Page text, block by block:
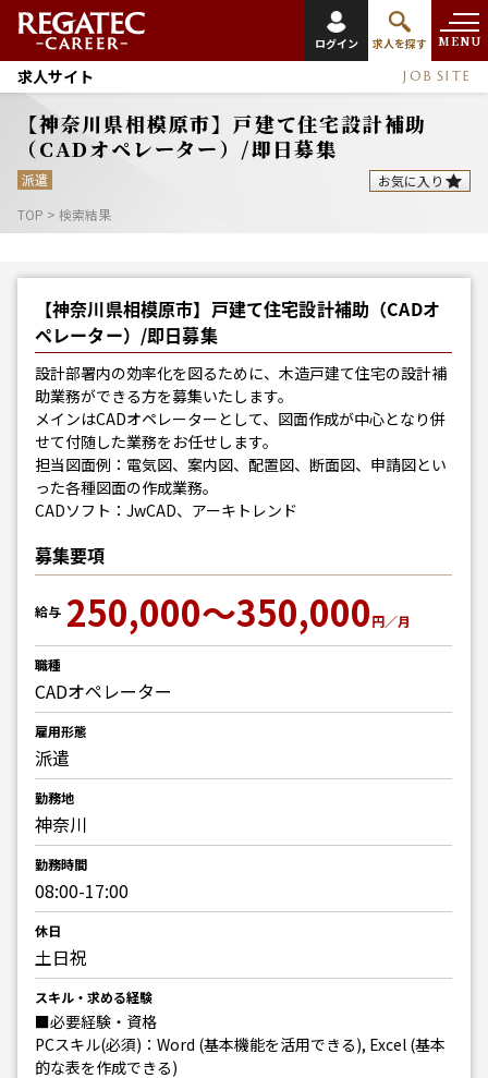
ログイン 求人を探す MENU
求人サイト JOB SITE
【神奈川県相模原市】戸建て住宅設計補助
（CADオペレーター）/即日募集
派遣
お気に入り
TOP > 検索結果
【神奈川県相模原市】戸建て住宅設計補助（CADオ
ペレーター）/即日募集
設計部署内の効率化を図るために、木造戸建て住宅の設計補
助業務ができる方を募集いたします。
メインはCADオペレーターとして、図面作成が中心となり併
せて付随した業務をお任せします。
担当図面例：電気図、案内図、配置図、断面図、申請図とい
った各種図面の作成業務。
CADソフト：JwCAD、アーキトレンド
募集要項
給与 250,000～350,000円／月
職種
CADオペレーター
雇用形態
派遣
勤務地
神奈川
勤務時間
08:00-17:00
休日
土日祝
スキル・求める経験
■必要経験・資格
PCスキル(必須)：Word (基本機能を活用できる), Excel (基本
的な表を作成できる)